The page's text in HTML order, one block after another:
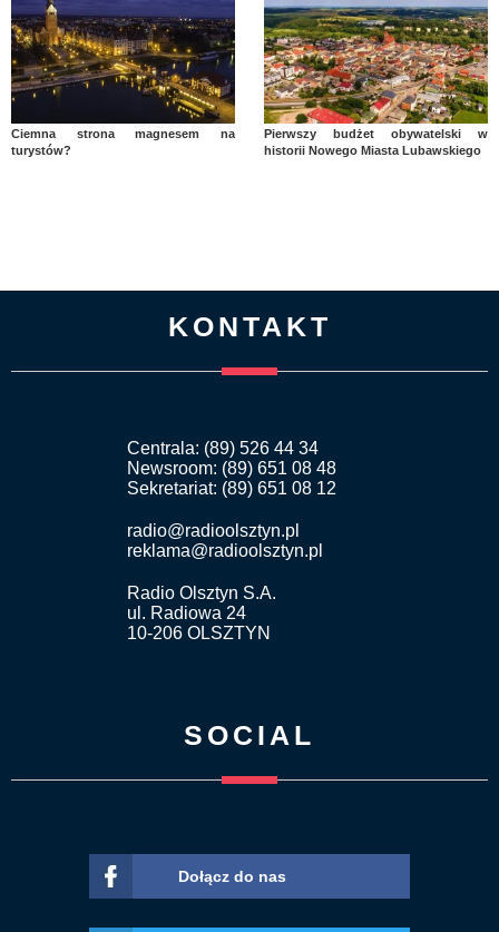
Ciemna strona magnesem na
turystów?
Pierwszy budżet obywatelski w
historii Nowego Miasta Lubawskiego
KONTAKT
Centrala: (89) 526 44 34
Newsroom: (89) 651 08 48
Sekretariat: (89) 651 08 12
radio@radioolsztyn.pl
reklama@radioolsztyn.pl
Radio Olsztyn S.A.
ul. Radiowa 24
10-206 OLSZTYN
SOCIAL
Dołącz do nas